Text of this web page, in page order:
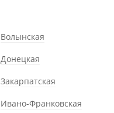
Волынская
Донецкая
Закарпатская
Ивано-Франковская